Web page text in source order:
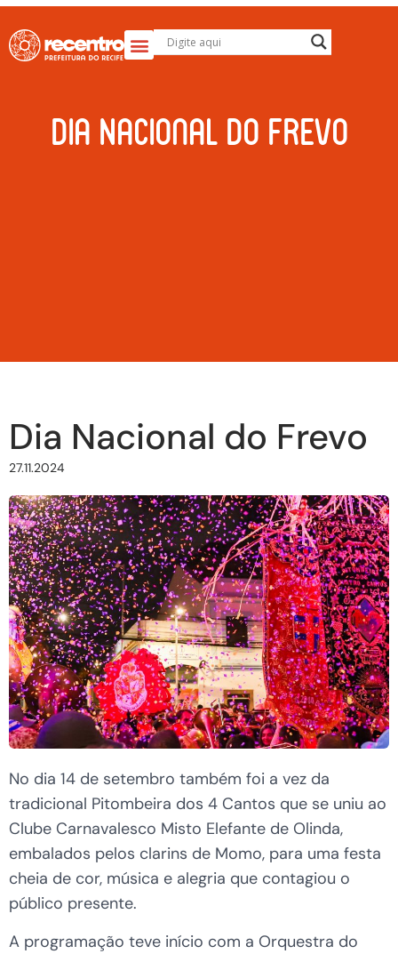
Dia Nacional do Frevo
Dia Nacional do Frevo
27.11.2024
No dia 14 de setembro também foi a vez da
tradicional Pitombeira dos 4 Cantos que se uniu ao
Clube Carnavalesco Misto Elefante de Olinda,
embalados pelos clarins de Momo, para uma festa
cheia de cor, música e alegria que contagiou o
público presente.
A programação teve início com a Orquestra do